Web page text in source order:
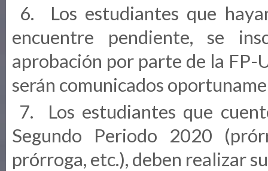
6. Los estudiantes que
encuentre pendiente, se
aprobación por parte de la FP-
serán comunicados
7. Los estudiantes que
Segundo Periodo 2020
prórroga, etc.), deben realizar